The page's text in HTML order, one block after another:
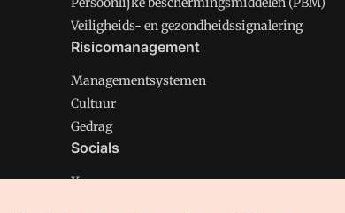
Veiligheids- en gezondheidssignalering
Risicomanagement
Managementsystemen
Cultuur
Gedrag
Socials
X